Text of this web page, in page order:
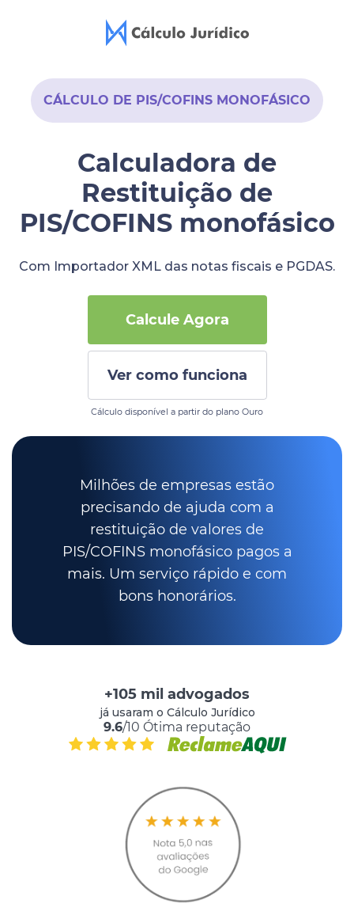
CÁLCULO DE PIS/COFINS MONOFÁSICO
Calculadora de
Restituição de
PIS/COFINS monofásico
Com Importador XML das notas fiscais e PGDAS.
Calcule Agora
Ver como funciona
Cálculo disponível a partir do plano Ouro
Milhões de empresas estão
precisando de ajuda com a
restituição de valores de
PIS/COFINS monofásico pagos a
mais. Um serviço rápido e com
bons honorários.
+105 mil advogados
já usaram o Cálculo Jurídico
9.6/10 Ótima reputação